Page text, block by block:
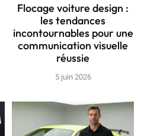
Flocage voiture design :
les tendances
incontournables pour une
communication visuelle
réussie
5 juin 2026